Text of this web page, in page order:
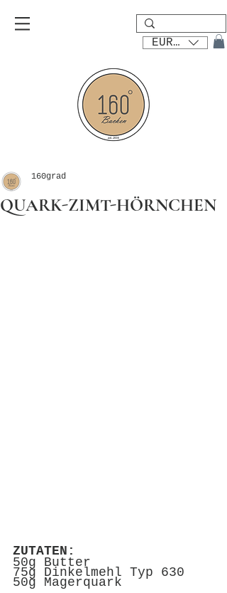
EUR (€)
QUARK-ZIMT-HÖRNCHEN
160grad
ZUTATEN:
50g Butter
75g Dinkelmehl Typ 630
50g Magerquark